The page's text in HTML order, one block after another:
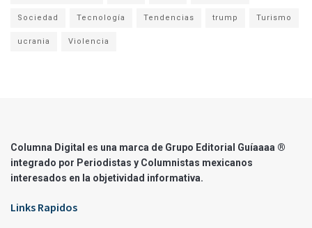
Sociedad Tecnología Tendencias trump Turismo
ucrania Violencia
Columna Digital es una marca de Grupo Editorial Guíaaaa ®
integrado por Periodistas y Columnistas mexicanos
interesados en la objetividad informativa.
Links Rapidos